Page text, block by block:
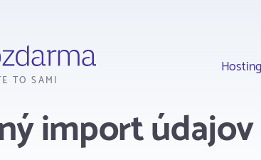
TO SAMI
Hosting
import